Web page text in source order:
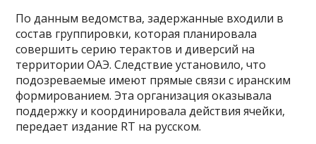
По данным ведомства, задержанные входили в
состав группировки, которая планировала
совершить серию терактов и диверсий на
территории ОАЭ. Следствие установило, что
подозреваемые имеют прямые связи с иранским
формированием. Эта организация оказывала
поддержку и координировала действия ячейки,
передает издание RT на русском.